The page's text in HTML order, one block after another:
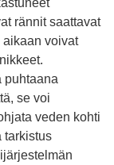
rännit saattavat
aikaan voivat
puhtaana
se voi
veden kohti
tarkistus